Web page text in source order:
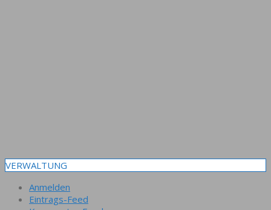
VERWALTUNG
Anmelden
Eintrags-Feed